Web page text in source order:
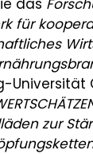
das
für
Universität
zur